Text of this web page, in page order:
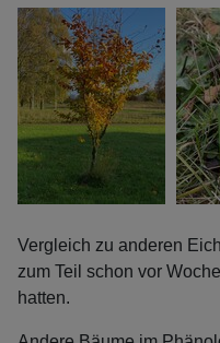
Vergleich zu anderen
zum Teil schon vor
hatten.